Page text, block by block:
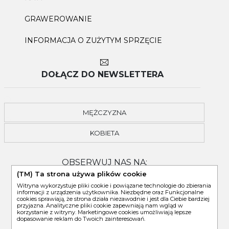
GRAWEROWANIE
INFORMACJA O ZUŻYTYM SPRZĘCIE
DOŁĄCZ DO NEWSLETTERA
MĘŻCZYZNA
KOBIETA
OBSERWUJ NAS NA:
(TM) Ta strona używa plików cookie
Witryna wykorzystuje pliki cookie i powiązane technologie do zbierania
informacji z urządzenia użytkownika. Niezbędne oraz Funkcjonalne
cookies sprawiają, że strona działa niezawodnie i jest dla Ciebie bardziej
przyjazna. Analityczne pliki cookie zapewniają nam wgląd w
korzystanie z witryny. Marketingowe cookies umożliwiają lepsze
dopasowanie reklam do Twoich zainteresowań.